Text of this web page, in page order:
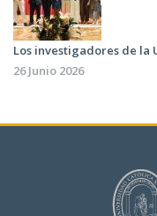
Los investigadores de la
26 Junio 2026